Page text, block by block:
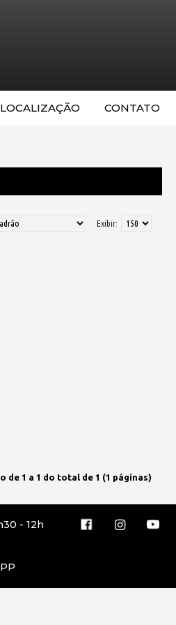
LOCALIZAÇÃO CONTATO
Exibir:
de 1 a 1 do total de 1 (1 páginas)
- 12h